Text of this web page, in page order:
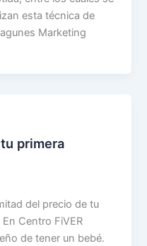
esta técnica de
Marketing
primera
del precio de tu
Centro FiVER
de tener un bebé.